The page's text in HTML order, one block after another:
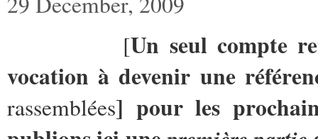
[Un seul compte
vocation à devenir une
rassemblées] pour les